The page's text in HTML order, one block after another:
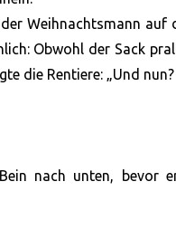
Weihnachtsmann auf
Obwohl der Sack
die Rentiere: „Und
nach unten, bevor